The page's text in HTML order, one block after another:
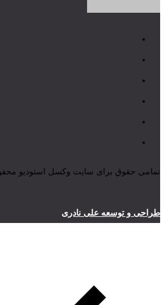
تمامی حقوق برای سایت وکسل استودیو
طراحی و توسعه علی نادری